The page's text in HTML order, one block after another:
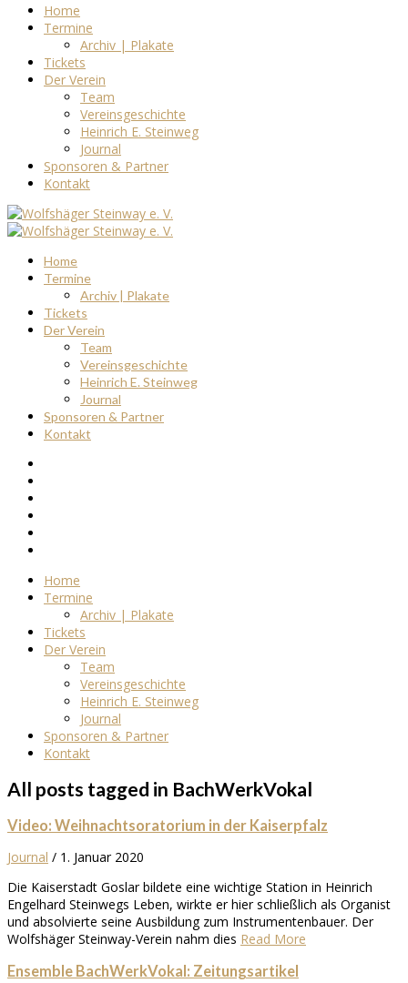
Home
Termine
Archiv | Plakate
Tickets
Der Verein
Team
Vereinsgeschichte
Heinrich E. Steinweg
Journal
Sponsoren & Partner
Kontakt
Home
Termine
Archiv | Plakate
Tickets
Der Verein
Team
Vereinsgeschichte
Heinrich E. Steinweg
Journal
Sponsoren & Partner
Kontakt
Home
Termine
Archiv | Plakate
Tickets
Der Verein
Team
Vereinsgeschichte
Heinrich E. Steinweg
Journal
Sponsoren & Partner
Kontakt
All posts tagged in BachWerkVokal
Video: Weihnachtsoratorium in der Kaiserpfalz
Journal / 1. Januar 2020
Die Kaiserstadt Goslar bildete eine wichtige Station in Heinrich
Engelhard Steinwegs Leben, wirkte er hier schließlich als Organist
und absolvierte seine Ausbildung zum Instrumentenbauer. Der
Wolfshäger Steinway-Verein nahm dies Read More
Ensemble BachWerkVokal: Zeitungsartikel